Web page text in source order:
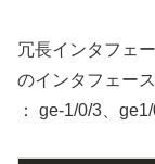
冗長インタフェ
のインタフェー
： ge-1/0/3、